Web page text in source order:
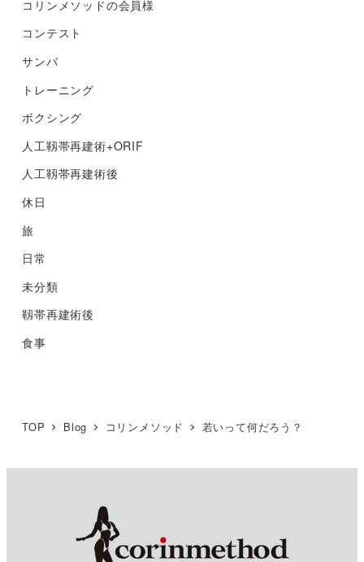
コリンメソッドの会員様
コンテスト
サンバ
トレーニング
ボクシング
人工靱帯再建術+ORIF
人工靱帯再建術後
休日
旅
日常
未分類
靱帯再建術後
食事
TOP Blog コリンメソッド 若いって何だろう？